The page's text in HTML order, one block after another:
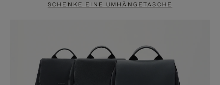
SCHENKE EINE UMHÄNGETASCHE